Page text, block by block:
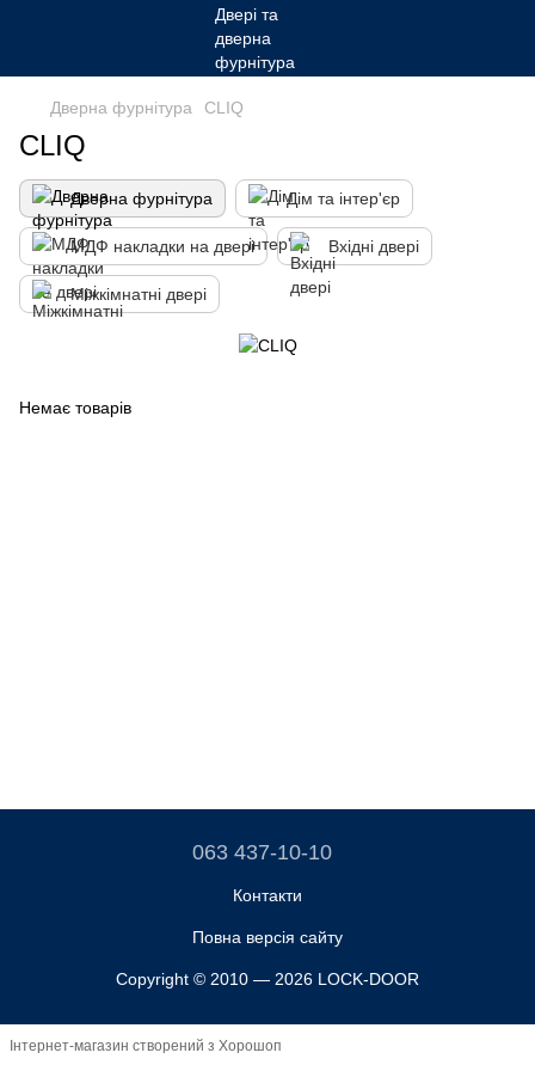
Дверна фурнітура CLIQ
CLIQ
Дверна фурнітура Дім та інтер'єр
МДФ накладки на двері Вхідні двері
Міжкімнатні двері
Немає товарів
063 437-10-10
Контакти
Повна версія сайту
Copyright © 2010 — 2026 LOCK-DOOR
Інтернет-магазин створений з Хорошоп